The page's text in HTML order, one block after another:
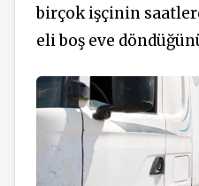
birçok işçinin
eli boş eve